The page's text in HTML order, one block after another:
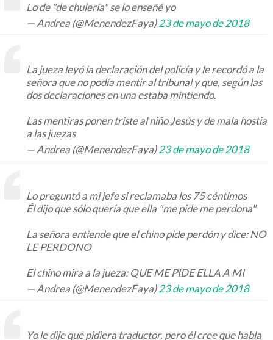
Lo de "de chulería" se lo enseñé yo
— Andrea (@MenendezFaya)23 de mayo de 2018
La jueza leyó la declaración del policía y le recordó a la
señora que no podía mentir al tribunal y que, según las
dos declaraciones en una estaba mintiendo.
Las mentiras ponen triste al niño Jesús y de mala hostia
a las juezas
— Andrea (@MenendezFaya)23 de mayo de 2018
Lo preguntó a mi jefe si reclamaba los 75 céntimos
Él dijo que sólo quería que ella "me pide me perdona"
La señora entiende que el chino pide perdón y dice: NO
LE PERDONO
El chino mira a la jueza: QUE ME PIDE ELLA A MI
— Andrea (@MenendezFaya)23 de mayo de 2018
Yo le dije que pidiera traductor, pero él cree que habla